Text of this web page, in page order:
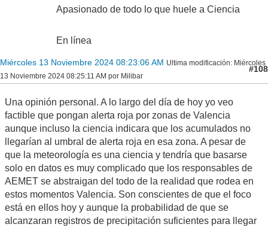
Apasionado de todo lo que huele a Ciencia
En línea
Miércoles 13 Noviembre 2024 08:23:06 AM Ultima modificación: Miércoles
13 Noviembre 2024 08:25:11 AM por Milibar
#108
Una opinión personal. A lo largo del día de hoy yo veo
factible que pongan alerta roja por zonas de Valencia
aunque incluso la ciencia indicara que los acumulados no
llegarían al umbral de alerta roja en esa zona. A pesar de
que la meteorología es una ciencia y tendría que basarse
solo en datos es muy complicado que los responsables de
AEMET se abstraigan del todo de la realidad que rodea en
estos momentos Valencia. Son conscientes de que el foco
está en ellos hoy y aunque la probabilidad de que se
alcanzaran registros de precipitación suficientes para llegar